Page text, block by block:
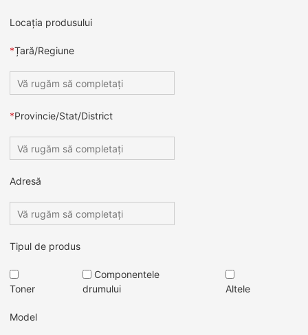
Locația produsului
*Țară/Regiune
*Provincie/Stat/District
Adresă
Tipul de produs
Toner
Componentele
drumului
Altele
Model